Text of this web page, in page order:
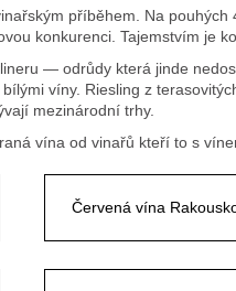
příběhem. Na
konkurenci. Tajemstvím je
— odrůdy která jinde
víny. Riesling z
mezinárodní trhy.
vína od vinařů kteří to s
Červená vína